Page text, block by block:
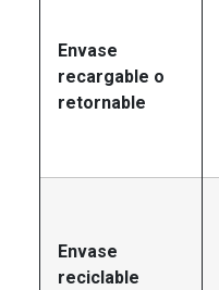
Envase
recargable o
retornable
Envase
reciclable